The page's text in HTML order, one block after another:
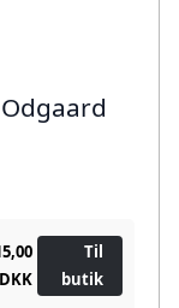
DKK
Til
butik